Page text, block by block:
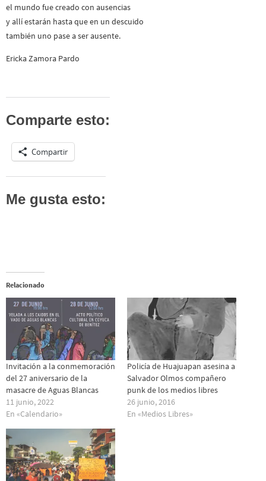
el mundo fue creado con ausencias
y allí estarán hasta que en un descuido
también uno pase a ser ausente.
Ericka Zamora Pardo
Comparte esto:
Compartir
Me gusta esto:
Relacionado
Invitación a la conmemoración
del 27 aniversario de la
masacre de Aguas Blancas
11 junio, 2022
En «Calendario»
Policía de Huajuapan asesina a
Salvador Olmos compañero
punk de los medios libres
26 junio, 2016
En «Medios Libres»